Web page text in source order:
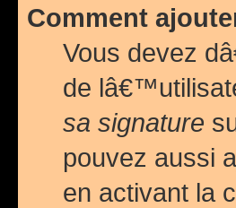
Comment
Vous devez
de
sa signature
pouvez aussi
en activant la